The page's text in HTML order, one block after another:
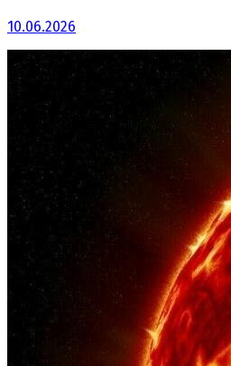
10.06.2026